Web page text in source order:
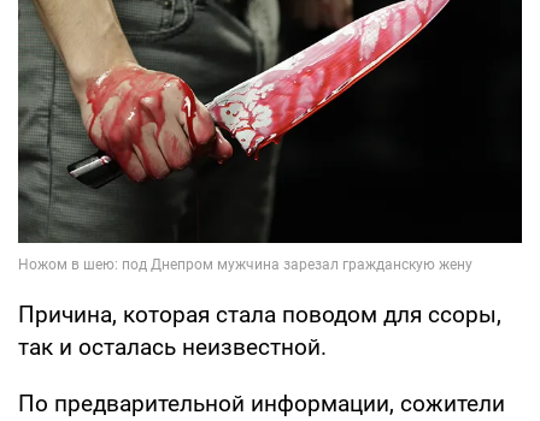
Причина, которая стала поводом для ссоры,
так и осталась неизвестной.
По предварительной информации, сожители